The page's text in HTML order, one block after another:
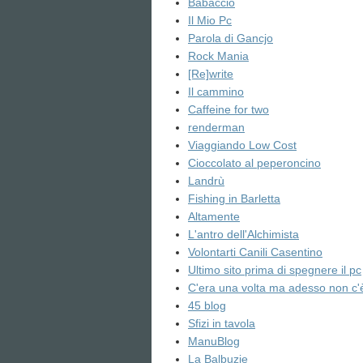
Il Mio Pc
Parola di Gancjo
Rock Mania
[Re]write
Il cammino
Caffeine for two
renderman
Viaggiando Low Cost
Cioccolato al peperoncino
Landrù
Fishing in Barletta
Altamente
L'antro dell'Alchimista
Volontarti Canili Casentino
Ultimo sito prima di spegnere il pc
C'era una volta ma adesso non
45 blog
Sfizi in tavola
ManuBlog
La Balbuzie